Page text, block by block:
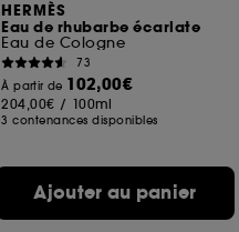
HERMÈS
Eau de rhubarbe écarlate
Eau de Cologne
73
À partir de 102,00€
204,00€ / 100ml
3 contenances disponibles
Ajouter au panier